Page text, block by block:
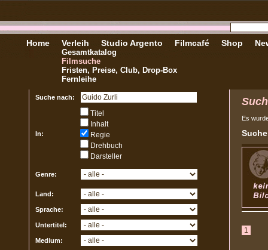
Home Verleih
Gesamtkatalog
Filmsuche
Fristen, Preise, Club, Drop-Box
Fernleihe
Studio Argento Filmcafé Shop
Suche nach:
In:
Titel
Inhalt
Regie
Drehbuch
Darsteller
Genre:
Land:
Sprache:
Untertitel:
Medium:
Es
1